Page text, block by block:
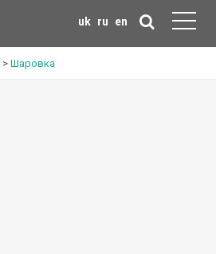
uk ru en
> Шаровка